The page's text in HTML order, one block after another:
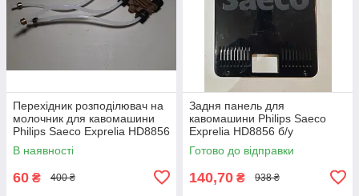
Перехідник розподілювач на
молочник для кавомашини
Philips Saeco Exprelia HD8856
б/у
В наявності
60 ₴ 400 ₴
Задня панель для
кавомашини Philips Saeco
Exprelia HD8856 б/у
Готово до відправки
140,70 ₴ 938 ₴